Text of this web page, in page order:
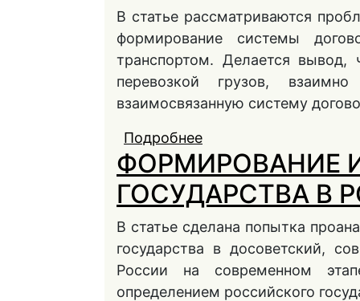
В статье рассматриваются
формирование системы
транспортом. Делается вывод,
перевозкой грузов,
взаимосвязанную систему
Подробнее
транспортом
ФОРМИРОВАНИЕ
ГОСУДАРСТВА В
В статье сделана попытка
государства в досоветский,
России на современном
определением российского